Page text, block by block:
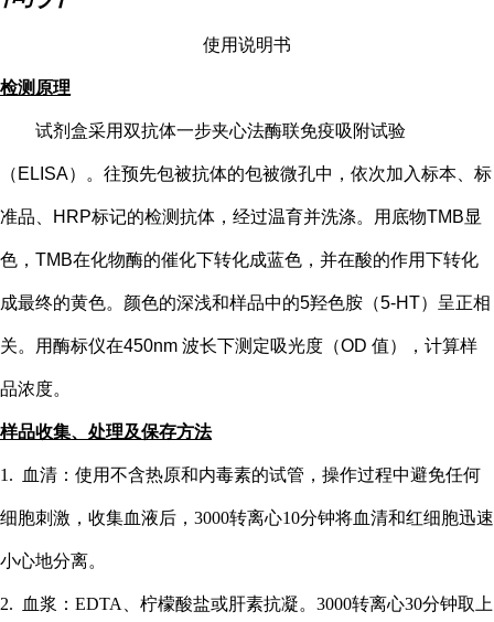
使用说明书
检测原理
试剂盒采用双抗体一步夹心法酶联免疫吸附试验
（ ELISA）。往预先包被抗体的包被微孔中，依次加入标本、标
准品、HRP标记的检测抗体，经过温育并洗涤。用底物TMB显
色，TMB在化物酶的催化下转化成蓝色，并在酸的作用下转化
成最终的黄色。颜色的深浅和样品中的5羟色胺（5-HT） 呈正相
关。用酶标仪在450nm 波长下测定吸光度（OD 值），计算样
品浓度。
样品收集、处理及保存方法
1. 血清：使用不含热原和内毒素的试管，操作过程中避免任何
细胞刺激，收集血液后，3000转离心10分钟将血清和红细胞迅速
小心地分离。
2. 血浆：EDTA、柠檬酸盐或肝素抗凝。3000转离心30分钟取上